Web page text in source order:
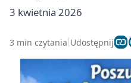
3 kwietnia 2026
3 min czytania Udostępnij